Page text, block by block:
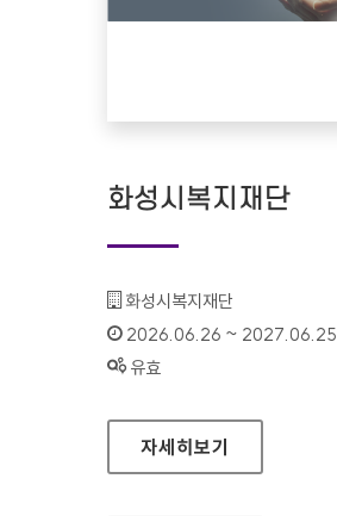
화성시복지재단
기관명 :
화성시복지재단
인증기간 :
2026.06.26 ~ 2027.06.25
상태 :
유효
화성시복지재단
자세히보기